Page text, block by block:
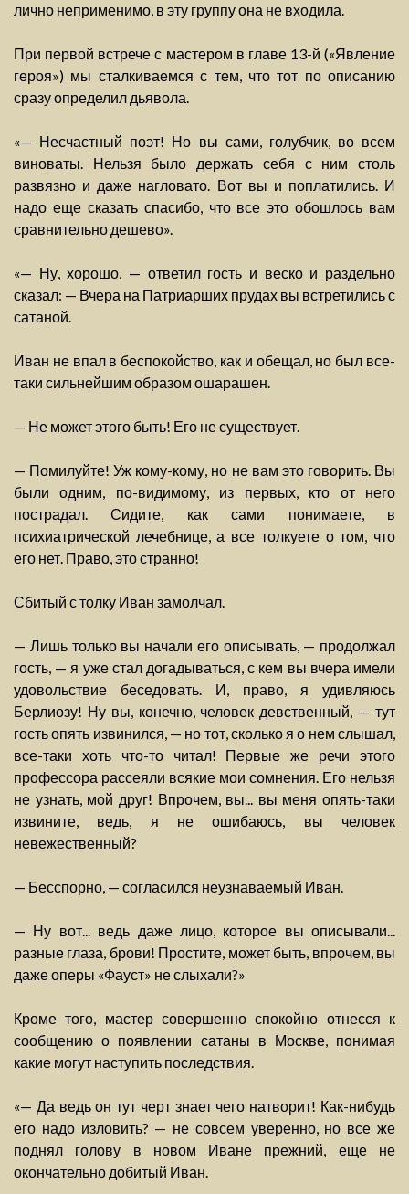
лично неприменимо, в эту группу она не входила.
При первой встрече с мастером в главе 13-й («Явление
героя») мы сталкиваемся с тем, что тот по описанию
сразу определил дьявола.
«— Несчастный поэт! Но вы сами, голубчик, во всем
виноваты. Нельзя было держать себя с ним столь
развязно и даже нагловато. Вот вы и поплатились. И
надо еще сказать спасибо, что все это обошлось вам
сравнительно дешево».
«— Ну, хорошо, — ответил гость и веско и раздельно
сказал: — Вчера на Патриарших прудах вы встретились с
сатаной.
Иван не впал в беспокойство, как и обещал, но был все-
таки сильнейшим образом ошарашен.
— Не может этого быть! Его не существует.
— Помилуйте! Уж кому-кому, но не вам это говорить. Вы
были одним, по-видимому, из первых, кто от него
пострадал. Сидите, как сами понимаете, в
психиатрической лечебнице, а все толкуете о том, что
его нет. Право, это странно!
Сбитый с толку Иван замолчал.
— Лишь только вы начали его описывать, — продолжал
гость, — я уже стал догадываться, с кем вы вчера имели
удовольствие беседовать. И, право, я удивляюсь
Берлиозу! Ну вы, конечно, человек девственный, — тут
гость опять извинился, — но тот, сколько я о нем слышал,
все-таки хоть что-то читал! Первые же речи этого
профессора рассеяли всякие мои сомнения. Его нельзя
не узнать, мой друг! Впрочем, вы... вы меня опять-таки
извините, ведь, я не ошибаюсь, вы человек
невежественный?
— Бесспорно, — согласился неузнаваемый Иван.
— Ну вот... ведь даже лицо, которое вы описывали...
разные глаза, брови! Простите, может быть, впрочем, вы
даже оперы «Фауст» не слыхали?»
Кроме того, мастер совершенно спокойно отнесся к
сообщению о появлении сатаны в Москве, понимая
какие могут наступить последствия.
«— Да ведь он тут черт знает чего натворит! Как-нибудь
его надо изловить? — не совсем уверенно, но все же
поднял голову в новом Иване прежний, еще не
окончательно добитый Иван.